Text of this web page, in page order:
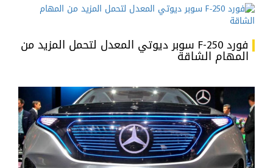
فورد F-250 سوبر ديوتي المعدل لتحمل المزيد من
المهام الشاقة